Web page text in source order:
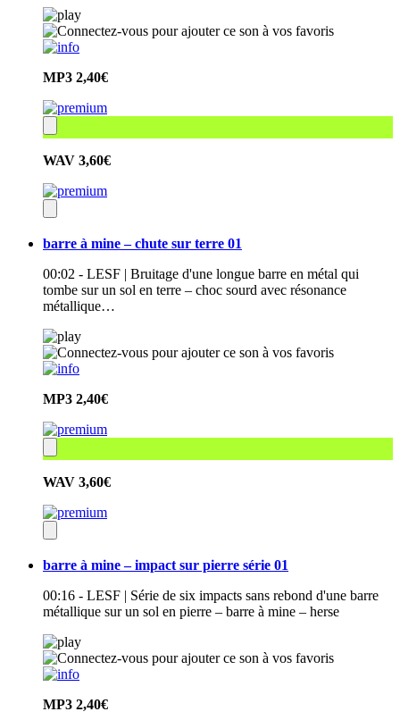
MP3 2,40€
WAV 3,60€
barre à mine – chute sur terre 01
00:02 - LESF | Bruitage d'une longue barre en métal qui
tombe sur un sol en terre – choc sourd avec résonance
métallique…
MP3 2,40€
WAV 3,60€
barre à mine – impact sur pierre série 01
00:16 - LESF | Série de six impacts sans rebond d'une barre
métallique sur un sol en pierre – barre à mine – herse
MP3 2,40€